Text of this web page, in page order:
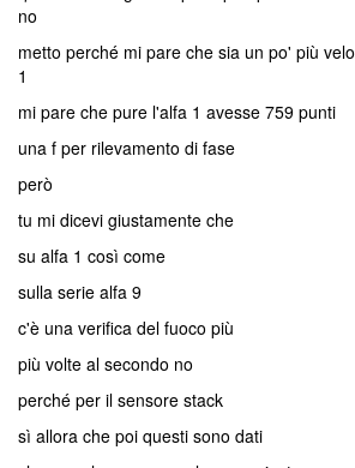
no
metto perché mi pare che sia un po' più
1
mi pare che pure l'alfa 1 avesse 759 punti
una f per rilevamento di fase
però
tu mi dicevi giustamente che
su alfa 1 così come
sulla serie alfa 9
c'è una verifica del fuoco più
più volte al secondo no
perché per il sensore stack
sì allora che poi questi sono dati